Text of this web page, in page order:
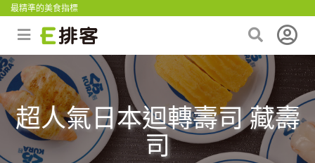
最精準的美食指標
超人氣日本迴轉壽司 藏壽
司